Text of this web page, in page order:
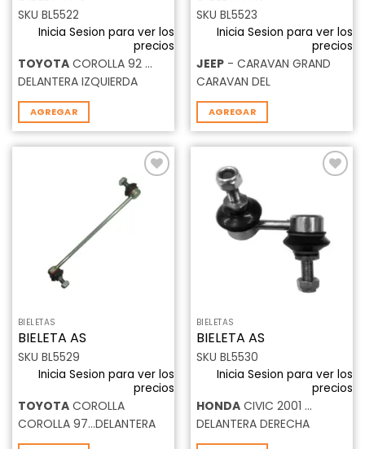
SKU BL5522
Inicia Sesion para ver los
precios
TOYOTACOROLLA 92 …
DELANTERA IZQUIERDA
AGREGAR
SKU BL5523
Inicia Sesion para ver los
precios
JEEP- CARAVAN GRAND
CARAVAN DEL
AGREGAR
Añadir
a la
BIELETAS
BIELETA AS
SKU BL5529
Inicia Sesion para ver los
precios
TOYOTACOROLLA
COROLLA 97…DELANTERA
deseos
BIELETAS
BIELETA AS
SKU BL5530
Inicia Sesion para ver los
precios
HONDACIVIC 2001 …
DELANTERA DERECHA